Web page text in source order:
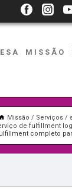
MISSÃO
Missão Serviços
de fulfillment
completo